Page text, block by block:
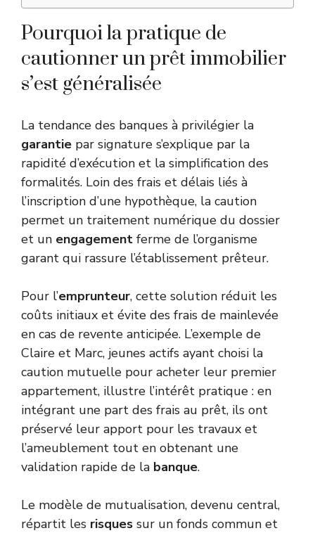
Pourquoi la pratique de
cautionner un prêt immobilier
s’est généralisée
La tendance des banques à privilégier la
garantie par signature s’explique par la
rapidité d’exécution et la simplification des
formalités. Loin des frais et délais liés à
l’inscription d’une hypothèque, la caution
permet un traitement numérique du dossier
et un engagement ferme de l’organisme
garant qui rassure l’établissement prêteur.
Pour l’emprunteur, cette solution réduit les
coûts initiaux et évite des frais de mainlevée
en cas de revente anticipée. L’exemple de
Claire et Marc, jeunes actifs ayant choisi la
caution mutuelle pour acheter leur premier
appartement, illustre l’intérêt pratique : en
intégrant une part des frais au prêt, ils ont
préservé leur apport pour les travaux et
l’ameublement tout en obtenant une
validation rapide de la banque.
Le modèle de mutualisation, devenu central,
répartit les risques sur un fonds commun et